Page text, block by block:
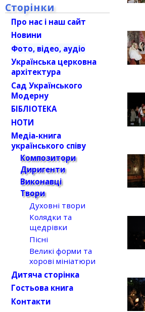
Сторінки
Про нас і наш сайт
Новини
Фото, відео, аудіо
Українська церковна
архітектура
Сад Українського
Модерну
БІБЛІОТЕКА
НОТИ
Медіа-книга
українського співу
Композитори
Диригенти
Виконавці
Твори
Духовні твори
Колядки та
щедрівки
Пісні
Великі форми та
хорові мініатюри
Дитяча сторінка
Гостьова книга
Контакти